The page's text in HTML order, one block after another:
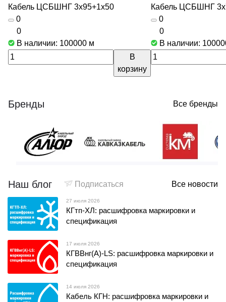
Кабель ЦСБШНГ 3х95+1х50
0
0
В наличии: 100000 м
В
корзину
Кабель ЦСБШНГ
0
0
В наличии:
Бренды Все бренды
Наш блог Подписаться Все новости
27 июля 2026
КГтп-ХЛ: расшифровка маркировки и
спецификация
17 июля 2026
КГВВнг(А)-LS: расшифровка маркировки и
спецификация
14 июля 2026
Кабель КГН: расшифровка маркировки и